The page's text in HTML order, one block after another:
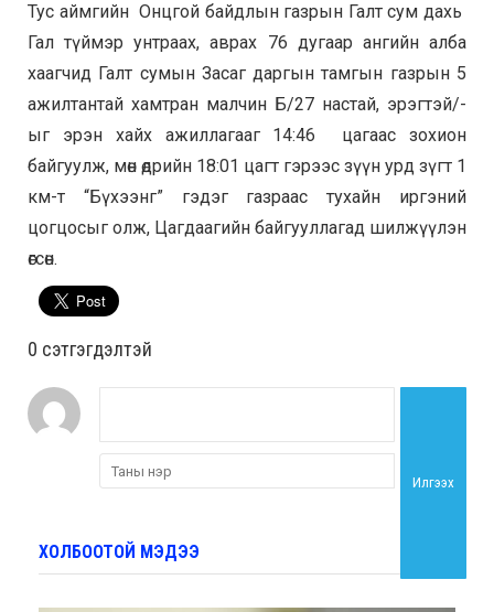
Тус аймгийн Онцгой байдлын газрын Галт сум дахь
Гал түймэр унтраах, аврах 76 дугаар ангийн алба
хаагчид Галт сумын Засаг даргын тамгын газрын 5
ажилтантай хамтран малчин Б/27 настай, эрэгтэй/-
ыг эрэн хайх ажиллагааг 14:46 цагаас зохион
байгуулж, мөн өдрийн 18:01 цагт гэрээс зүүн урд зүгт 1
км-т “Бүхээнг” гэдэг газраас тухайн иргэний
цогцосыг олж, Цагдаагийн байгууллагад шилжүүлэн
өгсөн.
0 cэтгэгдэлтэй
Илгээх
ХОЛБООТОЙ МЭДЭЭ